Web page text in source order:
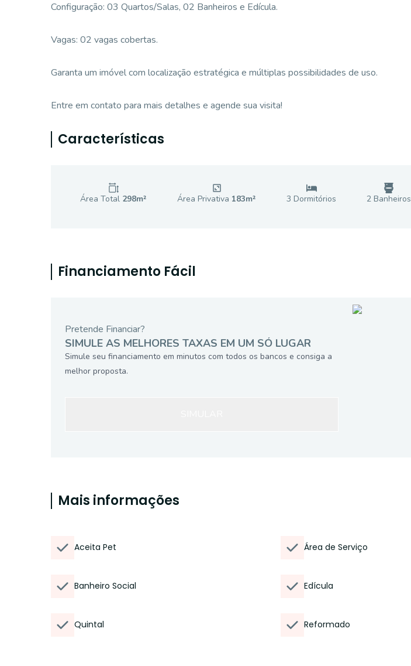
Configuração: 03 Quartos/Salas, 02 Banheiros e Edícula.
Vagas: 02 vagas cobertas.
Garanta um imóvel com localização estratégica e múltiplas possibilidades de uso.
Entre em contato para mais detalhes e agende sua visita!
Características
Área Total 298m² Área Privativa 183m² 3 Dormitórios 2 Banheiros
Financiamento Fácil
Pretende Financiar?
SIMULE AS MELHORES TAXAS EM UM SÓ LUGAR
Simule seu financiamento em minutos com todos os bancos e consiga a
melhor proposta.
Mais informações
Aceita Pet Área de Serviço
Banheiro Social Edícula
Quintal Reformado